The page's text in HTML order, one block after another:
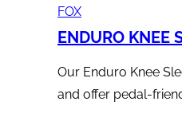
FOX
ENDURO KNEE
Our Enduro Knee
and offer pedal-